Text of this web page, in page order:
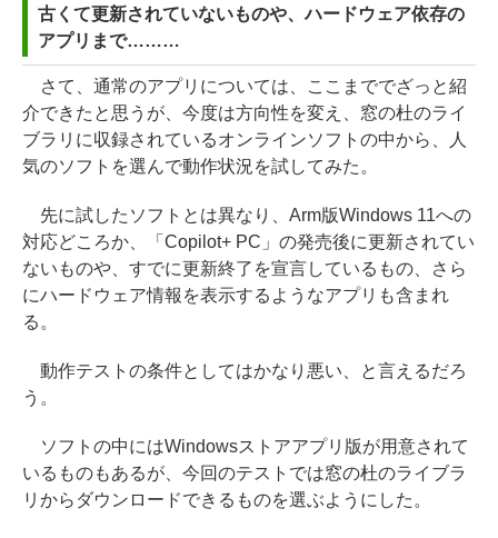
古くて更新されていないものや、ハードウェア依存の
アプリまで………
さて、通常のアプリについては、ここまででざっと紹
介できたと思うが、今度は方向性を変え、窓の杜のライ
ブラリに収録されているオンラインソフトの中から、人
気のソフトを選んで動作状況を試してみた。
先に試したソフトとは異なり、Arm版Windows 11への
対応どころか、「Copilot+ PC」の発売後に更新されてい
ないものや、すでに更新終了を宣言しているもの、さら
にハードウェア情報を表示するようなアプリも含まれ
る。
動作テストの条件としてはかなり悪い、と言えるだろ
う。
ソフトの中にはWindowsストアアプリ版が用意されて
いるものもあるが、今回のテストでは窓の杜のライブラ
リからダウンロードできるものを選ぶようにした。